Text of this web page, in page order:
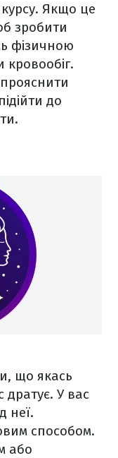
Якщо це
зробити
фізичною
до
що якась
У вас
неї.
способом.
або